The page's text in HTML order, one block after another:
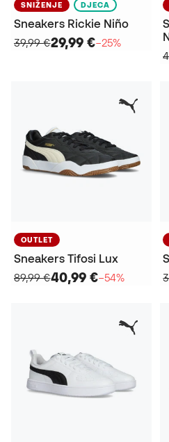
SNIŽENJE DJECA
Sneakers Rickie Niño
39,99 €29,99 €−25%
OUTLET
Sneakers Tifosi Lux
89,99 €40,99 €−54%